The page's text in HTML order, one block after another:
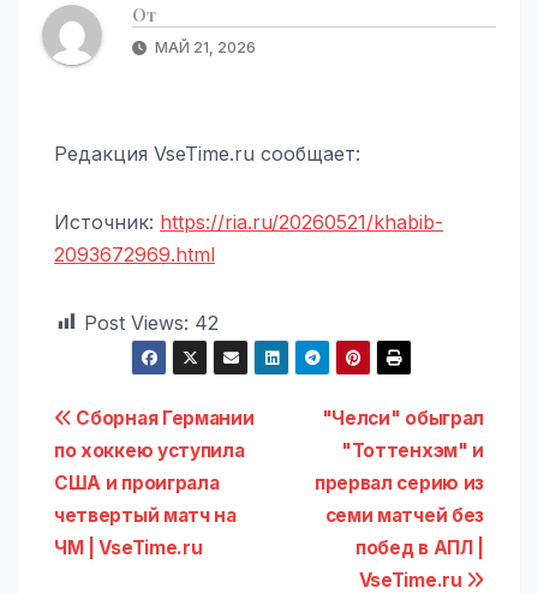
От
МАЙ 21, 2026
Редакция VseTime.ru сообщает:
Источник: https://ria.ru/20260521/khabib-
2093672969.html
Post Views: 42
Навигация
по
записям
"Челси" обыграл
"Тоттенхэм" и
прервал серию из
семи матчей без
побед в АПЛ |
VseTime.ru
Сборная Германии
по хоккею уступила
США и проиграла
четвертый матч на
ЧМ | VseTime.ru